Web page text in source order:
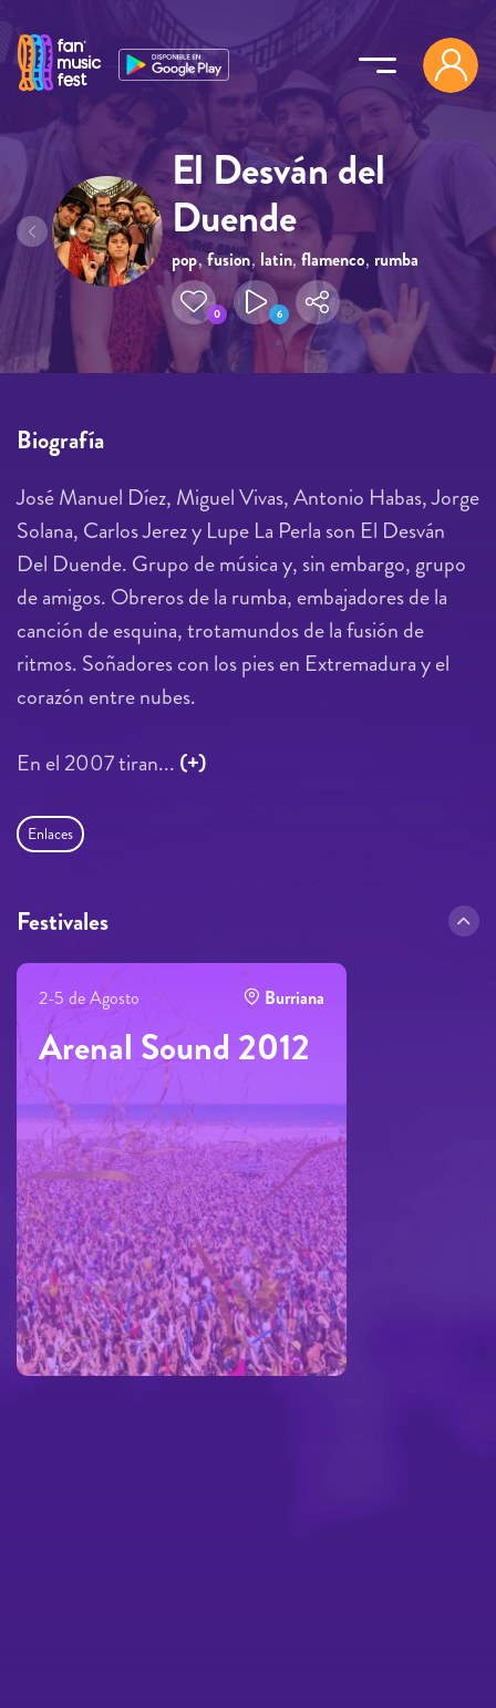
El Desván del
Duende
pop,fusion, latin, flamenco, rumba
0 6
Biografía
José Manuel Díez, Miguel Vivas, Antonio Habas, Jorge
Solana, Carlos Jerez y Lupe La Perla son El Desván
Del Duende. Grupo de música y, sin embargo, grupo
de amigos. Obreros de la rumba, embajadores de la
canción de esquina, trotamundos de la fusión de
ritmos. Soñadores con los pies en Extremadura y el
corazón entre nubes.
En el 2007 tiran... (+)
Enlaces
Festivales
2-5 de Agosto Burriana
Arenal Sound 2012